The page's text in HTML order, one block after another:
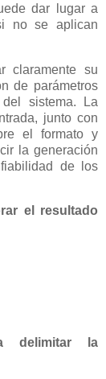
dar lugar a
no se aplican
claramente su
de parámetros
sistema. La
junto con
el formato y
la generación
de los
el resultado
delimitar la